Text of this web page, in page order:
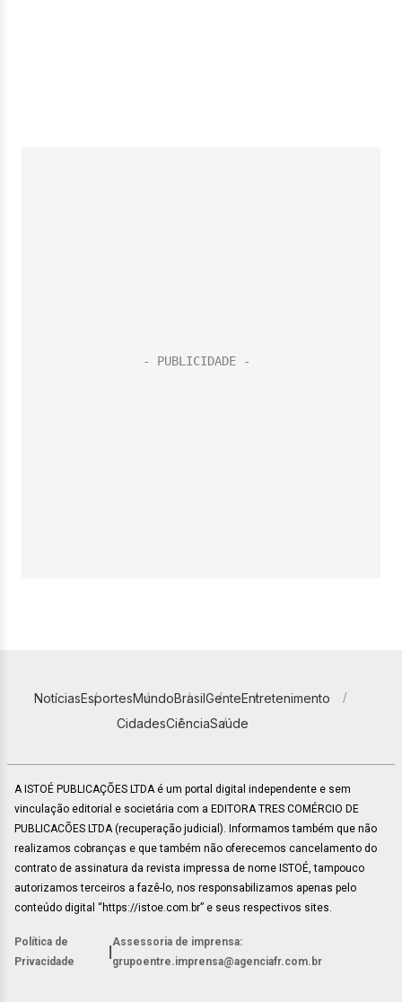
NotíciasEsportesMundoBrasilGenteEntretenimento
CidadesCiênciaSaúde
A ISTOÉ PUBLICAÇÕES LTDA é um portal digital independente e sem
vinculação editorial e societária com a EDITORA TRES COMÉRCIO DE
PUBLICACÕES LTDA (recuperação judicial). Informamos também que não
realizamos cobranças e que também não oferecemos cancelamento do
contrato de assinatura da revista impressa de nome ISTOÉ, tampouco
autorizamos terceiros a fazê-lo, nos responsabilizamos apenas pelo
conteúdo digital “https://istoe.com.br” e seus respectivos sites.
Política de
Privacidade
Assessoria de imprensa:
grupoentre.imprensa@agenciafr.com.br